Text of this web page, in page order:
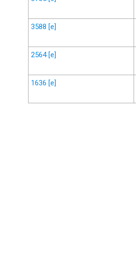
3588 [e]
2564 [e]
1636 [e]